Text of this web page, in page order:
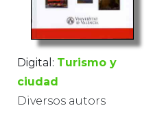
Digital: Turismo y
ciudad
Diversos autors